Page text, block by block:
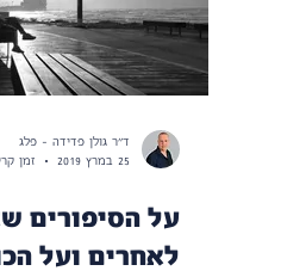
ד"ר גולן פדידה - פלג
25 במרץ 2019
זמן קריאה
על הסיפורים
לאחרים ועל